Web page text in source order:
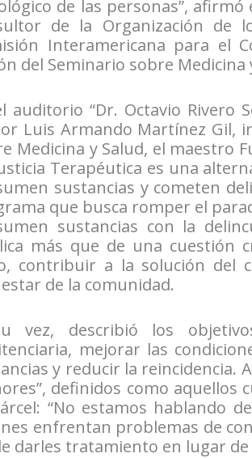
de las personas”,
de la Organización de
Interamericana para el
del Seminario sobre Medicina
auditorio “Dr. Octavio Rivero
Luis Armando Martínez Gil,
Medicina y Salud, el maestro
Terapéutica es una
sustancias y cometen
que busca romper el
sustancias con la
más que de una cuestión
contribuir a la solución del
de la comunidad.
vez, describió los
mejorar las
y reducir la reincidencia.
definidos como aquellos
“No estamos hablando
enfrentan problemas de
darles tratamiento en lugar de